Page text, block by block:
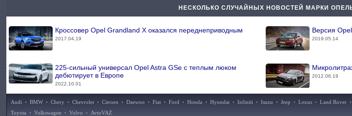
НЕСКОЛЬКО СЛУЧАЙНЫХ НОВОСТЕЙ МАРКИ
Кроссовер Opel Grandland X оказался переднеприводным
2017.04.19
Версия
2019.05.14
225-сильный универсал Opel Astra GSe с теплым люком
дебютирует в Европе
2022.10.01
2012.06.19
Audi • BMW • Chery • Chevrolet • Citroen • Daewoo • Fiat • Ford • Honda • Hyundai • Infiniti • Isuzu • Jeep • Lexus • Land Rover •
Toyota • Volkswagen • Volvo • AvtoVAZ